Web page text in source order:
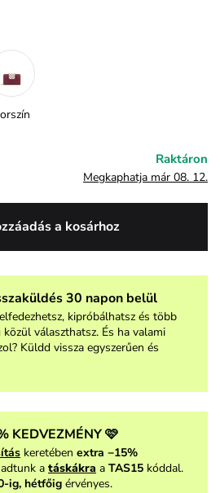
Raktáron
Megkaphatja már 08. 12.
a kosárhoz
30 napon belül
kipróbálhatsz és több
választhatsz. És ha valami
Küldd vissza egyszerűen és
KEDVEZMÉNY 🩷
keretében extra −15%
a táskákra a TAS15 kóddal.
ig, hétfőig érvényes.